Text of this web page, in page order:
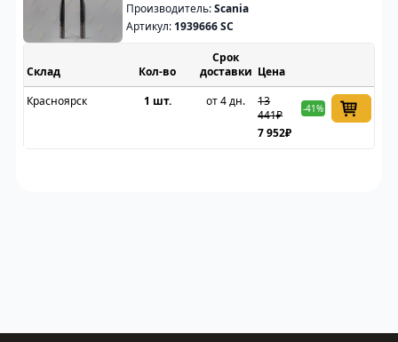
Производитель:Scania
Артикул: 1939666 SC
Склад
Срок
доставки Цена
Красноярск
1 шт. от 4 дн.
13
441₽
-41%
7 952₽